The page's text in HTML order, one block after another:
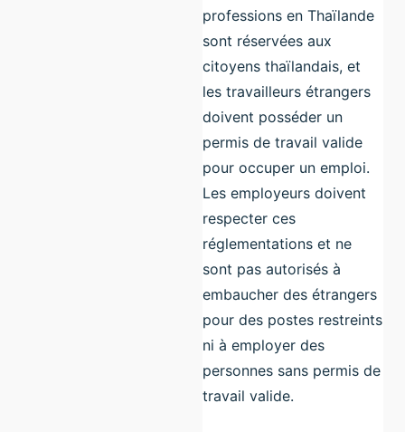
professions en Thaïlande
sont réservées aux
citoyens thaïlandais, et
les travailleurs étrangers
doivent posséder un
permis de travail valide
pour occuper un emploi.
Les employeurs doivent
respecter ces
réglementations et ne
sont pas autorisés à
embaucher des étrangers
pour des postes restreints
ni à employer des
personnes sans permis de
travail valide.